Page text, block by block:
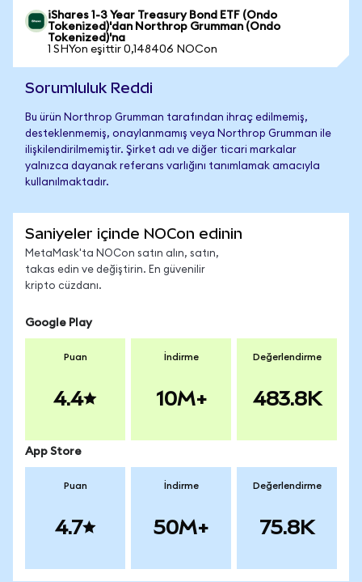
iShares 1-3 Year Treasury Bond ETF (Ondo
Tokenized)'dan Northrop Grumman (Ondo
Tokenized)'na
1 SHYon eşittir 0,148406 NOCon
Sorumluluk Reddi
Bu ürün Northrop Grumman tarafından ihraç edilmemiş,
desteklenmemiş, onaylanmamış veya Northrop Grumman ile
ilişkilendirilmemiştir. Şirket adı ve diğer ticari markalar
yalnızca dayanak referans varlığını tanımlamak amacıyla
kullanılmaktadır.
Saniyeler içinde NOCon edinin
MetaMask'ta NOCon satın alın, satın,
takas edin ve değiştirin. En güvenilir
kripto cüzdanı.
Google Play
Puan
4.4
İndirme
10M+
Değerlendirme
483.8K
App Store
Puan
4.7
İndirme
50M+
Değerlendirme
75.8K